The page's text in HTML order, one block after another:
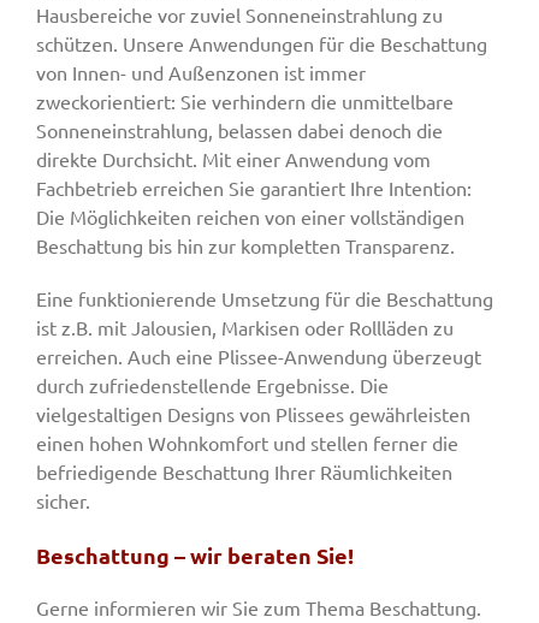
Jobs
Kontakt
Hausbereiche vor zuviel Sonneneinstrahlung zu
schützen. Unsere Anwendungen für die Beschattung
von Innen- und Außenzonen ist immer
zweckorientiert: Sie verhindern die unmittelbare
Sonneneinstrahlung, belassen dabei denoch die
direkte Durchsicht. Mit einer Anwendung vom
Fachbetrieb erreichen Sie garantiert Ihre Intention:
Die Möglichkeiten reichen von einer vollständigen
Beschattung bis hin zur kompletten Transparenz.
Eine funktionierende Umsetzung für die Beschattung
ist z.B. mit Jalousien, Markisen oder Rollläden zu
erreichen. Auch eine Plissee-Anwendung überzeugt
durch zufriedenstellende Ergebnisse. Die
vielgestaltigen Designs von Plissees gewährleisten
einen hohen Wohnkomfort und stellen ferner die
befriedigende Beschattung Ihrer Räumlichkeiten
sicher.
Beschattung – wir beraten Sie!
Gerne informieren wir Sie zum Thema Beschattung.